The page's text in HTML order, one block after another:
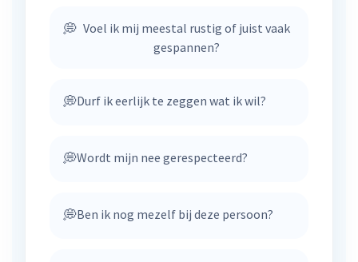
💭 Voel ik mij meestal rustig of juist vaak
gespannen?
💭Durf ik eerlijk te zeggen wat ik wil?
💭Wordt mijn nee gerespecteerd?
💭Ben ik nog mezelf bij deze persoon?